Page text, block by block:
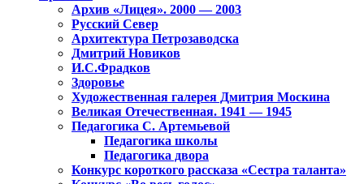
Архив «Лицея». 2000 — 2003
Русский Север
Архитектура Петрозаводска
Дмитрий Новиков
И.С.Фрадков
Здоровье
Художественная галерея Дмитрия Москина
Великая Отечественная. 1941 — 1945
Педагогика С. Артемьевой
Педагогика школы
Педагогика двора
Конкурс короткого рассказа «Сестра таланта»